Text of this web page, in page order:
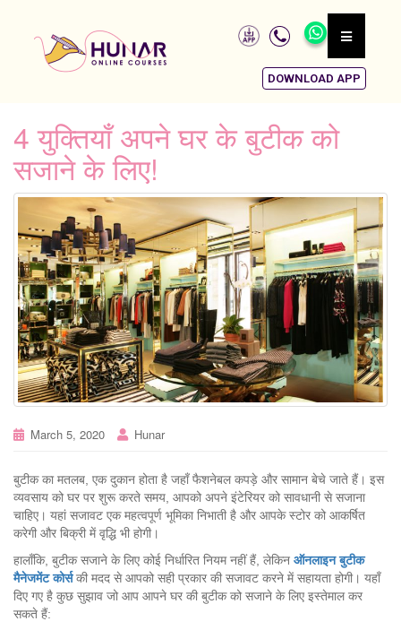
DOWNLOAD APP
4 युक्तियाँ अपने घर के बुटीक को
सजाने के लिए!
March 5, 2020 Hunar
बुटीक का मतलब, एक दुकान होता है जहाँ फैशनेबल कपड़े और सामान बेचे जाते हैं। इस
व्यवसाय को घर पर शुरू करते समय, आपको अपने इंटेरियर को सावधानी से सजाना
चाहिए। यहां सजावट एक महत्वपूर्ण भूमिका निभाती है और आपके स्टोर को आकर्षित
करेगी और बिक्री में वृद्धि भी होगी।
हालाँकि, बुटीक सजाने के लिए कोई निर्धारित नियम नहीं हैं, लेकिन ऑनलाइन बुटीक
मैनेजमेंट कोर्सकी मदद से आपको सही प्रकार की सजावट करने में सहायता होगी। यहाँ
दिए गए है कुछ सुझाव जो आप आपने घर की बुटीक को सजाने के लिए इस्तेमाल कर
सकते हैं: